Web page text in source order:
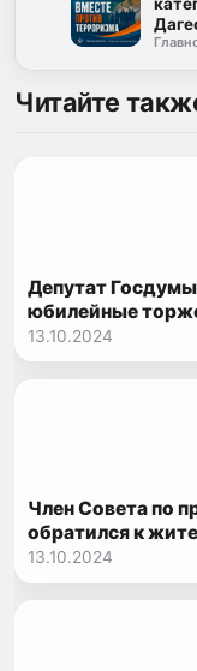
Читайте
Депутат Госдумы Султан
юбилейные
13.10.2024
Член Совета по
обратился к
13.10.2024